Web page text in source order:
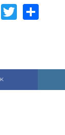
Facebook
Twitter